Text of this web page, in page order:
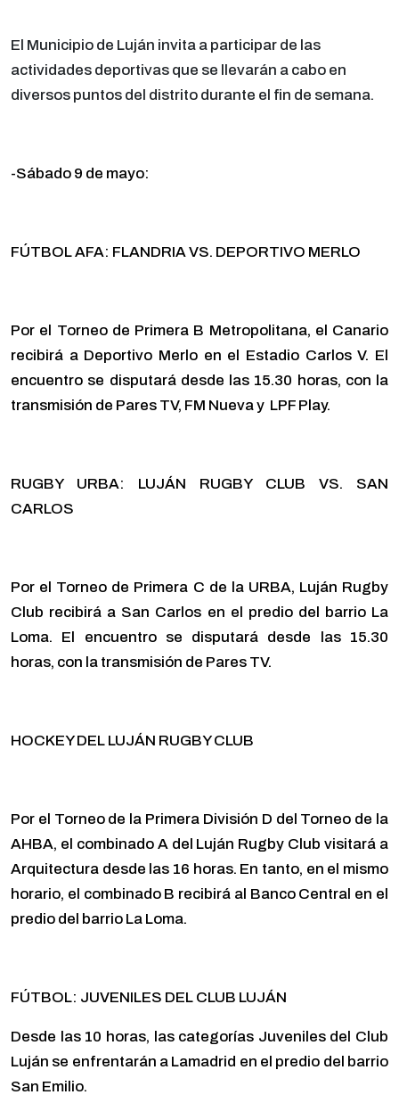
El Municipio de Luján invita a participar de las
actividades deportivas que se llevarán a cabo en
diversos puntos del distrito durante el fin de semana.
-Sábado 9 de mayo:
FÚTBOL AFA: FLANDRIA VS. DEPORTIVO MERLO
Por el Torneo de Primera B Metropolitana, el Canario
recibirá a Deportivo Merlo en el Estadio Carlos V. El
encuentro se disputará desde las 15.30 horas, con la
transmisión de Pares TV, FM Nueva y LPF Play.
RUGBY URBA: LUJÁN RUGBY CLUB VS. SAN
CARLOS
Por el Torneo de Primera C de la URBA, Luján Rugby
Club recibirá a San Carlos en el predio del barrio La
Loma. El encuentro se disputará desde las 15.30
horas, con la transmisión de Pares TV.
HOCKEY DEL LUJÁN RUGBY CLUB
Por el Torneo de la Primera División D del Torneo de la
AHBA, el combinado A del Luján Rugby Club visitará a
Arquitectura desde las 16 horas. En tanto, en el mismo
horario, el combinado B recibirá al Banco Central en el
predio del barrio La Loma.
FÚTBOL: JUVENILES DEL CLUB LUJÁN
Desde las 10 horas, las categorías Juveniles del Club
Luján se enfrentarán a Lamadrid en el predio del barrio
San Emilio.